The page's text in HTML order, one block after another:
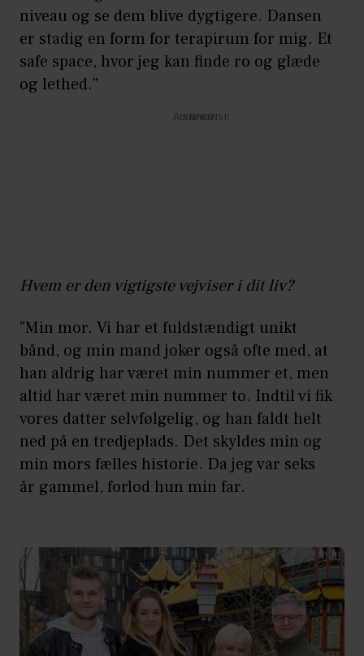
niveau og se dem blive dygtigere. Dansen
er stadig en form for terapirum for mig. Et
safe space, hvor jeg kan finde ro og glæde
og lethed."
Annonce
Hvem er den vigtigste vejviser i dit liv?
"Min mor. Vi har et fuldstændigt unikt
bånd, og min mand joker også ofte med, at
han aldrig har været min nummer et, men
altid har været min nummer to. Indtil vi fik
vores datter selvfølgelig, og han faldt helt
ned på en tredjeplads. Det skyldes min og
min mors fælles historie. Da jeg var seks
år gammel, forlod hun min far.